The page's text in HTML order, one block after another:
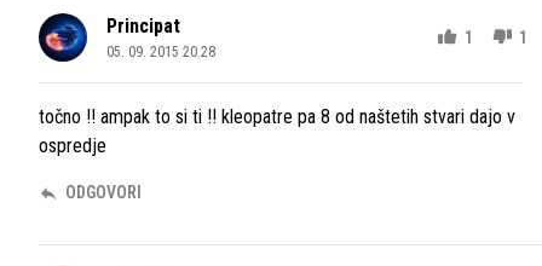
Principat
05. 09. 2015 20.28
1 1
točno !! ampak to si ti !! kleopatre pa 8 od naštetih stvari dajo v
ospredje
ODGOVORI